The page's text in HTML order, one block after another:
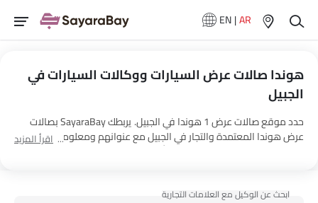
EN|AR
هوندا صالات عرض السيارات ووكالات السيارات في
الجبيل
حدد موقع صالات عرض 1 هوندا في الجبيل. يربطك SayaraBay بصالات
عرض هوندا المعتمدة والتجار في الجبيل مع عنوانهم ومعلومات الاتصال
الكاملة. لمزيد من المعلومات حول أسعار السيارات هوندا والعروض
اقرأ المزيد